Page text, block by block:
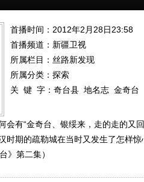
首播时间：2012年2月28日23:58
首播频道： 新疆卫视
所属栏目： 丝路新发现
所属分类：探索
关 键 字： 奇台县 地名志 金奇台
会有“金奇台、银绥来，走的走的又
时期的疏勒城在当时又发生了怎样
》第二集）